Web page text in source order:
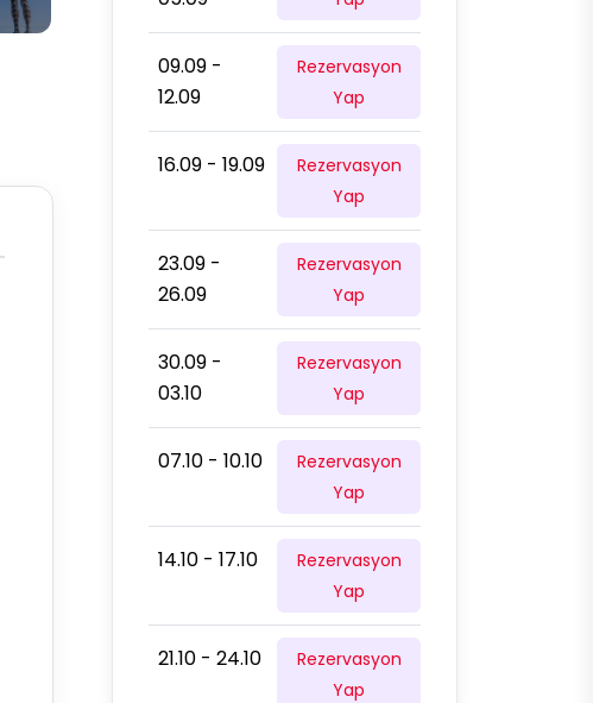
09.09 -
12.09
Rezervasyon
Yap
16.09 - 19.09
Rezervasyon
Yap
23.09 -
26.09
Rezervasyon
Yap
30.09 -
03.10
Rezervasyon
Yap
07.10 - 10.10
Rezervasyon
Yap
14.10 - 17.10
Rezervasyon
Yap
21.10 - 24.10
Rezervasyon
Yap